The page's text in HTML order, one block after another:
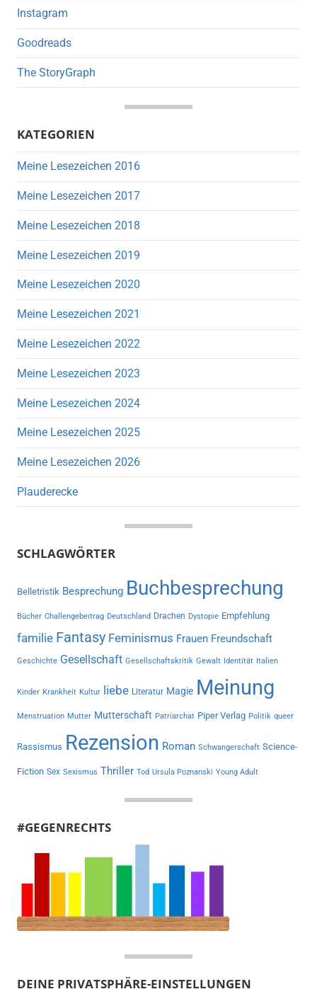
Instagram
Goodreads
The StoryGraph
KATEGORIEN
Meine Lesezeichen 2016
Meine Lesezeichen 2017
Meine Lesezeichen 2018
Meine Lesezeichen 2019
Meine Lesezeichen 2020
Meine Lesezeichen 2021
Meine Lesezeichen 2022
Meine Lesezeichen 2023
Meine Lesezeichen 2024
Meine Lesezeichen 2025
Meine Lesezeichen 2026
Plauderecke
SCHLAGWÖRTER
Belletristik Besprechung Buchbesprechung
Bücher Challengebeitrag Deutschland Drachen Dystopie Empfehlung
familie Fantasy Feminismus Frauen Freundschaft
Geschichte Gesellschaft Gesellschaftskritik Gewalt Identität Italien
Kinder Krankheit Kultur liebe Literatur Magie Meinung
Menstruation Mutter Mutterschaft Patriarchat Piper Verlag Politik queer
Rassismus Rezension Roman Schwangerschaft Science-
Fiction Sex Sexismus Thriller Tod Ursula Poznanski Young Adult
#GEGENRECHTS
DEINE PRIVATSPHÄRE-EINSTELLUNGEN